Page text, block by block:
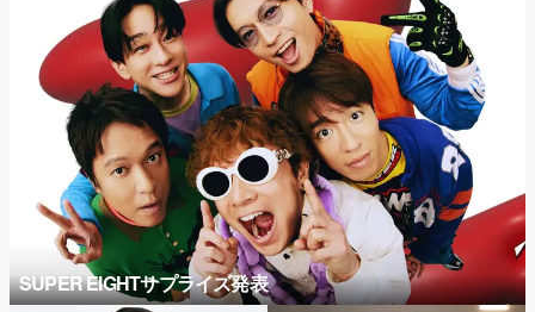
SUPER EIGHTサプライズ発表